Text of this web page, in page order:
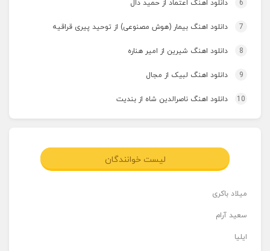
6 دانلود اهنگ اعتماد از حمید دال
7 دانلود اهنگ بیمار (هوش مصنوعی) از توحید پیری قراقیه
8 دانلود اهنگ شیرین از امیر هناره
9 دانلود اهنگ لبیک از مجال
10 دانلود اهنگ ناصرالدین شاه از بندیت
لیست خوانندگان
میلاد باکری
سعید آرام
ایلیا